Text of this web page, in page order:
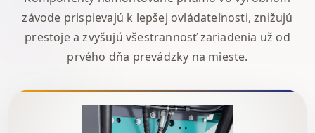
závode prispievajú k lepšej ovládateľnosti, znižujú
prestoje a zvyšujú všestrannosť zariadenia už od
prvého dňa prevádzky na mieste.